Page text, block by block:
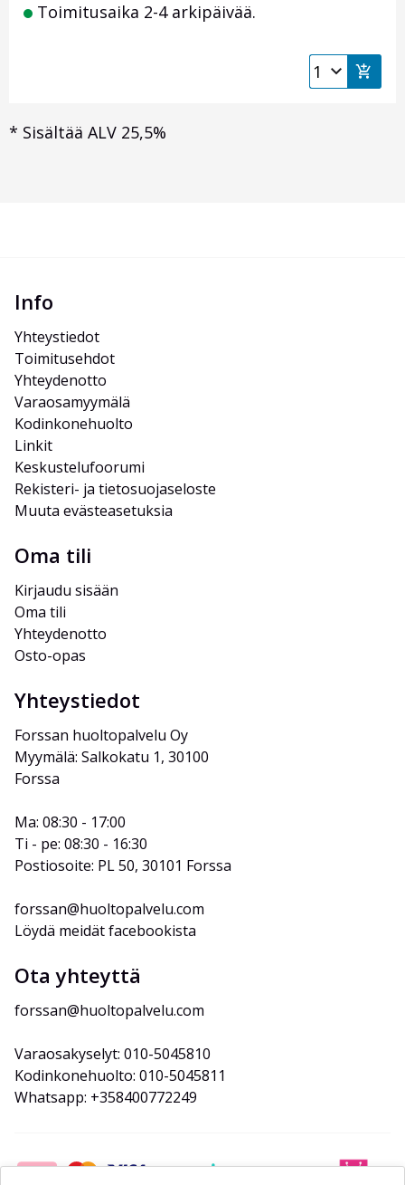
Toimitusaika 2-4 arkipäivää.
* Sisältää ALV 25,5%
Info
Yhteystiedot
Toimitusehdot
Yhteydenotto
Varaosamyymälä
Kodinkonehuolto
Linkit
Keskustelufoorumi
Rekisteri- ja tietosuojaseloste
Muuta evästeasetuksia
Oma tili
Kirjaudu sisään
Oma tili
Yhteydenotto
Osto-opas
Yhteystiedot
Forssan huoltopalvelu Oy
Myymälä: Salkokatu 1, 30100
Forssa
Ma: 08:30 - 17:00
Ti - pe: 08:30 - 16:30
Postiosoite: PL 50, 30101 Forssa
forssan@huoltopalvelu.com
Löydä meidät facebookista
Ota yhteyttä
forssan@huoltopalvelu.com
Varaosakyselyt: 010-5045810
Kodinkonehuolto: 010-5045811
Whatsapp: +358400772249